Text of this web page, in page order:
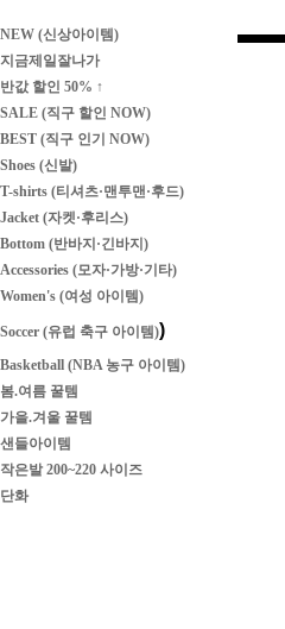
NEW (신상아이템)
지금제일잘나가
반값 할인 50% ↑
SALE (직구 할인 NOW)
BEST (직구 인기 NOW)
Shoes (신발)
T-shirts (티셔츠·맨투맨·후드)
Jacket (자켓·후리스)
Bottom (반바지·긴바지)
Accessories (모자·가방·기타)
Women's (여성 아이템)
Soccer (유럽 축구 아이템))
Basketball (NBA 농구 아이템)
봄.여름 꿀템
가을.겨울 꿀템
샌들아이템
작은발 200~220 사이즈
단화